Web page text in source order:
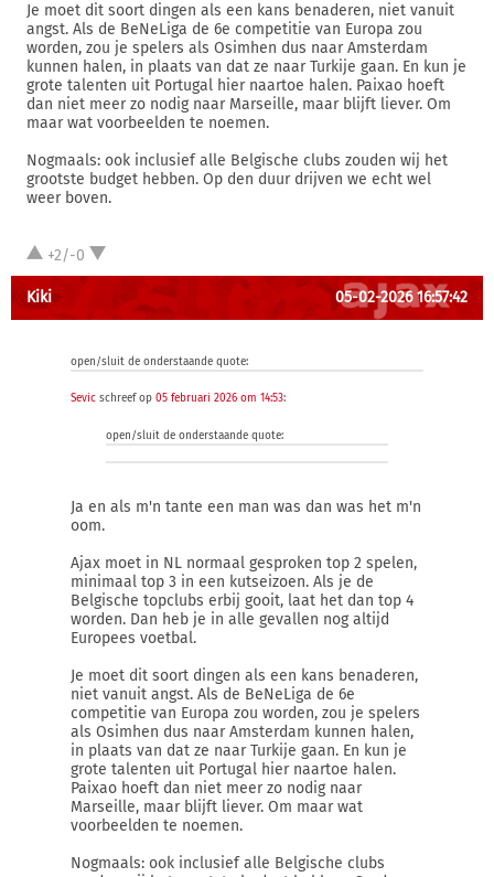
Je moet dit soort dingen als een kans benaderen, niet vanuit
angst. Als de BeNeLiga de 6e competitie van Europa zou
worden, zou je spelers als Osimhen dus naar Amsterdam
kunnen halen, in plaats van dat ze naar Turkije gaan. En kun je
grote talenten uit Portugal hier naartoe halen. Paixao hoeft
dan niet meer zo nodig naar Marseille, maar blijft liever. Om
maar wat voorbeelden te noemen.
Nogmaals: ook inclusief alle Belgische clubs zouden wij het
grootste budget hebben. Op den duur drijven we echt wel
weer boven.
+2/-0
Kiki 05-02-2026 16:57:42
open/sluit de onderstaande quote:
Sevic schreef op 05 februari 2026 om 14:53:
open/sluit de onderstaande quote:
Ja en als m'n tante een man was dan was het m'n
oom.
Ajax moet in NL normaal gesproken top 2 spelen,
minimaal top 3 in een kutseizoen. Als je de
Belgische topclubs erbij gooit, laat het dan top 4
worden. Dan heb je in alle gevallen nog altijd
Europees voetbal.
Je moet dit soort dingen als een kans benaderen,
niet vanuit angst. Als de BeNeLiga de 6e
competitie van Europa zou worden, zou je spelers
als Osimhen dus naar Amsterdam kunnen halen,
in plaats van dat ze naar Turkije gaan. En kun je
grote talenten uit Portugal hier naartoe halen.
Paixao hoeft dan niet meer zo nodig naar
Marseille, maar blijft liever. Om maar wat
voorbeelden te noemen.
Nogmaals: ook inclusief alle Belgische clubs